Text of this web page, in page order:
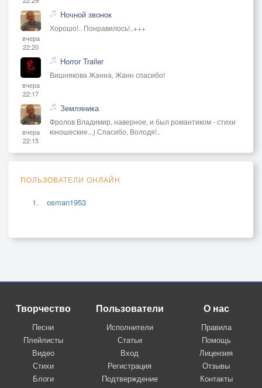
вчера
22:20
Ночной звонок
Хорошо!.. Понравилось!..+++
вчера
22:17
Horror Trailer
Вишнякова Жанна, Жанн спасибо!
вчера
22:15
Земляника
Фролов Владимир, наверное, и был романтиком - стихи
юношеские...) Спасибо, Володя!..
ПОЛЬЗОВАТЕЛИ ОНЛАЙН
osman1953
Творчество
Песни
Плейлисты
Видео
Стихи
Блоги
Пользователи
Исполнители
Статьи
Вход
Регистрация
Подтверждение
О нас
Правила
Помощь
Лицензия
Отзывы
Контакты